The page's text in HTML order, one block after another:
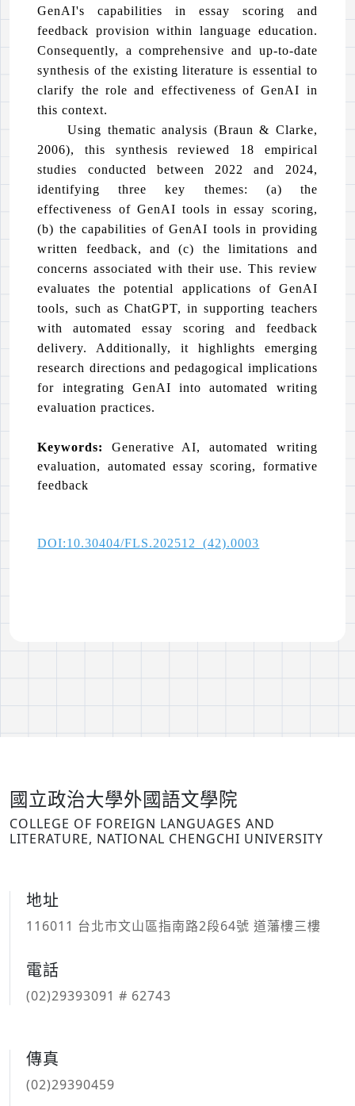
GenAI's capabilities in essay scoring and
feedback provision within language education.
Consequently, a comprehensive and up-to-date
synthesis of the existing literature is essential to
clarify the role and effectiveness of GenAI in
this context.
Using thematic analysis (Braun & Clarke,
2006), this synthesis reviewed 18 empirical
studies conducted between 2022 and 2024,
identifying three key themes: (a) the
effectiveness of GenAI tools in essay scoring,
(b) the capabilities of GenAI tools in providing
written feedback, and (c) the limitations and
concerns associated with their use. This review
evaluates the potential applications of GenAI
tools, such as ChatGPT, in supporting teachers
with automated essay scoring and feedback
delivery. Additionally, it highlights emerging
research directions and pedagogical implications
for integrating GenAI into automated writing
evaluation practices.
Keywords:
Generative AI, automated writing
evaluation, automated essay scoring, formative
feedback
DOI:10.30404/FLS.202512_(42).0003
國立政治大學外國語文學院
COLLEGE OF FOREIGN LANGUAGES AND
LITERATURE, NATIONAL CHENGCHI UNIVERSITY
地址
116011 台北市文山區指南路2段64號 道藩樓三樓
電話
(02)29393091 # 62743
傳真
(02)29390459